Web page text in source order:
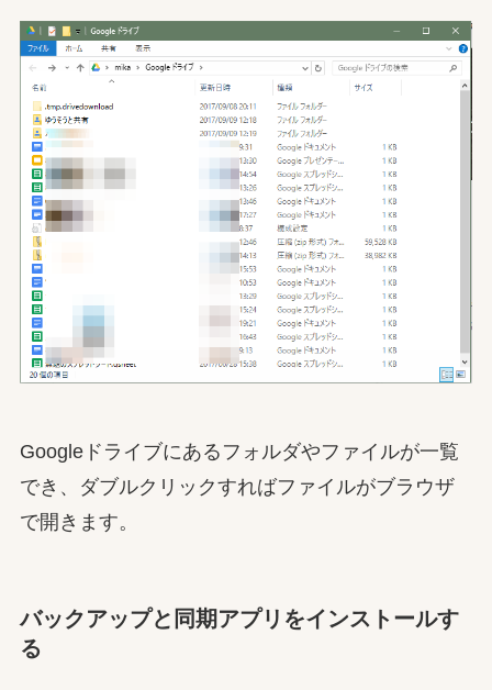
Googleドライブにあるフォルダやファイルが一覧
でき、ダブルクリックすればファイルがブラウザ
で開きます。
バックアップと同期アプリをインストールす
る